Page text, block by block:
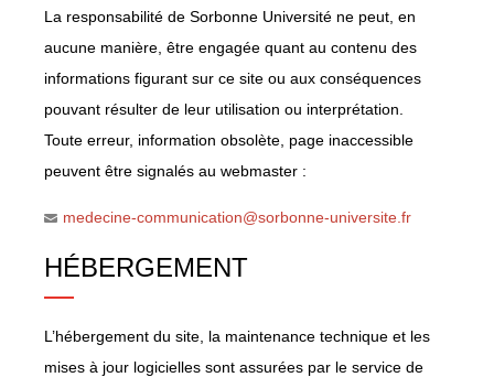
La responsabilité de Sorbonne Université ne peut, en
aucune manière, être engagée quant au contenu des
informations figurant sur ce site ou aux conséquences
pouvant résulter de leur utilisation ou interprétation.
Toute erreur, information obsolète, page inaccessible
peuvent être signalés au webmaster :
medecine-communication@sorbonne-universite.fr
HÉBERGEMENT
L’hébergement du site, la maintenance technique et les
mises à jour logicielles sont assurées par le service de